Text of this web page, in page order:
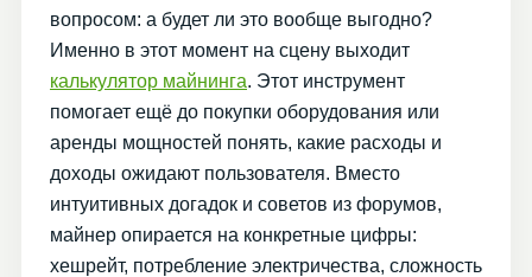
вопросом: а будет ли это вообще выгодно?
Именно в этот момент на сцену выходит
калькулятор майнинга. Этот инструмент
помогает ещё до покупки оборудования или
аренды мощностей понять, какие расходы и
доходы ожидают пользователя. Вместо
интуитивных догадок и советов из форумов,
майнер опирается на конкретные цифры:
хешрейт, потребление электричества, сложность